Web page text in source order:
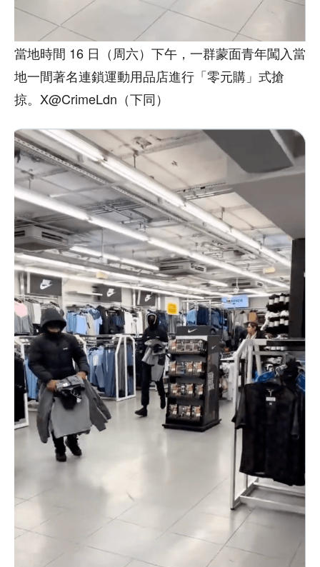
當地時間 16 日（周六）下午，一群蒙面青年闖入當
地一間著名連鎖運動用品店進行「零元購」式搶
掠。X@CrimeLdn（下同）